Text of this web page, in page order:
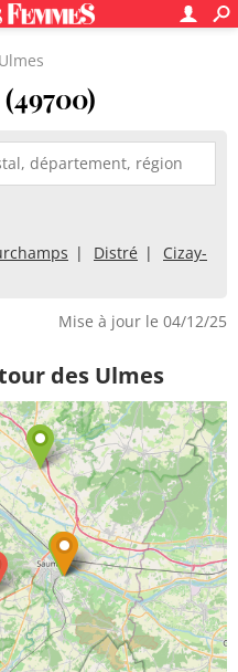
Distré
Cizay-
Mise à jour le 04/12/25
des Ulmes